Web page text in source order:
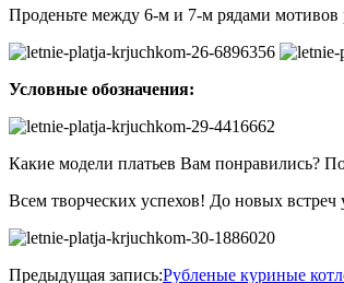
Проденьте между 6-м и 7-м рядами мотивов
Условные обозначения:
Какие модели платьев Вам понравились?
Всем творческих успехов! До новых встреч
2020-
Предыдущая запись:Рубленые куриные